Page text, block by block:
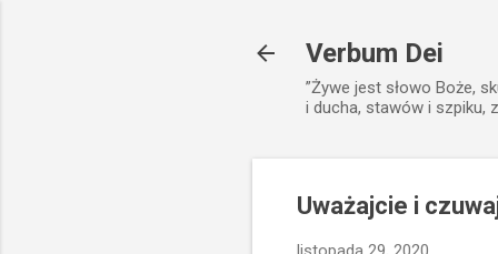
Verbum Dei
”Żywe jest słowo Boże,
i ducha, stawów i szpiku,
Uważajcie i